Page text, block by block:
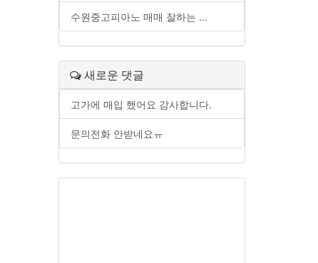
수원중고피아노 매매 잘하는 ...
새로운 댓글
고가에 매입 했어요 감사합니다.
문의전화 안받네요ㅠ